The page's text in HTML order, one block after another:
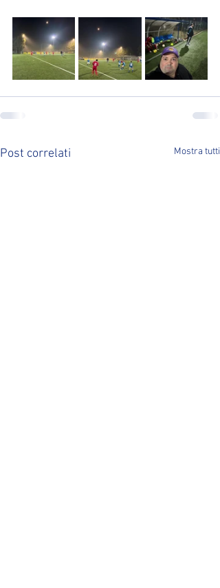
Post correlati Mostra tutti